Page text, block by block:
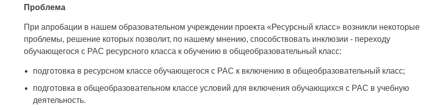
Проблема
При апробации в нашем образовательном учреждении проекта «Ресурсный класс» возникли некоторые
проблемы, решение которых позволит, по нашему мнению, способствовать инклюзии - переходу
обучающегося с РАС ресурсного класса к обучению в общеобразовательный класс:
подготовка в ресурсном классе обучающегося с РАС к включению в общеобразовательный класс;
подготовка в общеобразовательном классе условий для включения обучающихся с РАС в учебную
деятельность.